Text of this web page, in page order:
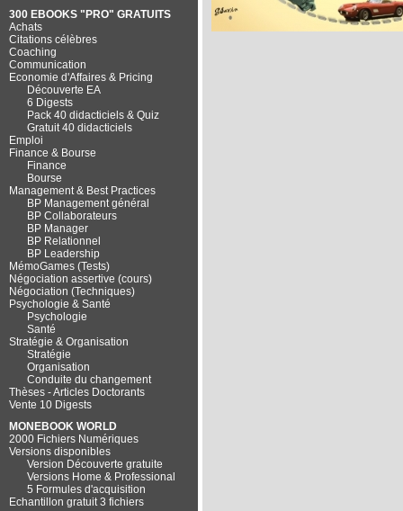
300 EBOOKS "PRO" GRATUITS
Achats
Citations célèbres
Coaching
Communication
Economie d'Affaires & Pricing
Découverte EA
6 Digests
Pack 40 didacticiels & Quiz
Gratuit 40 didacticiels
Emploi
Finance & Bourse
Finance
Bourse
Management & Best Practices
BP Management général
BP Collaborateurs
BP Manager
BP Relationnel
BP Leadership
MémoGames (Tests)
Négociation assertive (cours)
Négociation (Techniques)
Psychologie & Santé
Psychologie
Santé
Stratégie & Organisation
Stratégie
Organisation
Conduite du changement
Thèses - Articles Doctorants
Vente 10 Digests
MONEBOOK WORLD
2000 Fichiers Numériques
Versions disponibles
Version Découverte gratuite
Versions Home & Professional
5 Formules d'acquisition
Echantillon gratuit 3 fichiers